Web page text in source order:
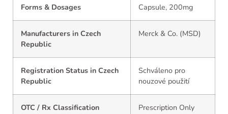
Forms & Dosages Capsule, 200mg
Manufacturers in Czech
Republic
Merck & Co. (MSD)
Registration Status in Czech
Republic
Schváleno pro
nouzové použití
OTC / Rx Classification Prescription Only